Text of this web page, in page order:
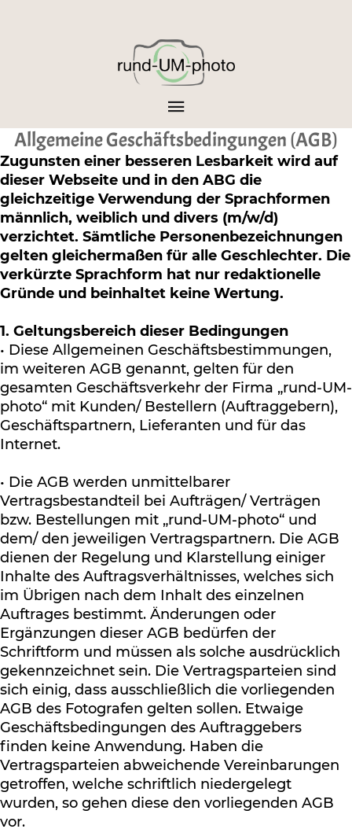
Allgemeine Geschäftsbedingungen (AGB)
Zugunsten einer besseren Lesbarkeit wird auf
dieser Webseite und in den ABG die
gleichzeitige Verwendung der Sprachformen
männlich, weiblich und divers (m/w/d)
verzichtet. Sämtliche Personenbezeichnungen
gelten gleichermaßen für alle Geschlechter. Die
verkürzte Sprachform hat nur redaktionelle
Gründe und beinhaltet keine Wertung.
1. Geltungsbereich dieser Bedingungen
• Diese Allgemeinen Geschäftsbestimmungen,
im weiteren AGB genannt, gelten für den
gesamten Geschäftsverkehr der Firma „rund-UM-
photo“ mit Kunden/ Bestellern (Auftraggebern),
Geschäftspartnern, Lieferanten und für das
Internet.
• Die AGB werden unmittelbarer
Vertragsbestandteil bei Aufträgen/ Verträgen
bzw. Bestellungen mit „rund-UM-photo“ und
dem/ den jeweiligen Vertragspartnern. Die AGB
dienen der Regelung und Klarstellung einiger
Inhalte des Auftragsverhältnisses, welches sich
im Übrigen nach dem Inhalt des einzelnen
Auftrages bestimmt. Änderungen oder
Ergänzungen dieser AGB bedürfen der
Schriftform und müssen als solche ausdrücklich
gekennzeichnet sein. Die Vertragsparteien sind
sich einig, dass ausschließlich die vorliegenden
AGB des Fotografen gelten sollen. Etwaige
Geschäftsbedingungen des Auftraggebers
finden keine Anwendung. Haben die
Vertragsparteien abweichende Vereinbarungen
getroffen, welche schriftlich niedergelegt
wurden, so gehen diese den vorliegenden AGB
vor.